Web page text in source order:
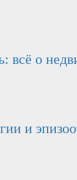
всё о
и